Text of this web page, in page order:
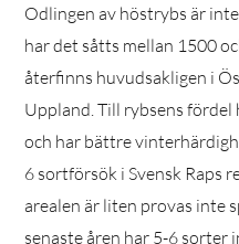
Odlingen av höstrybs är
har det såtts mellan 1500
återfinns huvudsakligen i
Uppland. Till rybsens
och har bättre
6 sortförsök i Svensk Raps
arealen är liten provas inte
senaste åren har 5-6 sorter